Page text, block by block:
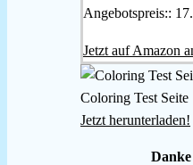
Angebotspreis:: 17.
Jetzt auf Amazon
Coloring Test Seite
Jetzt herunterladen!